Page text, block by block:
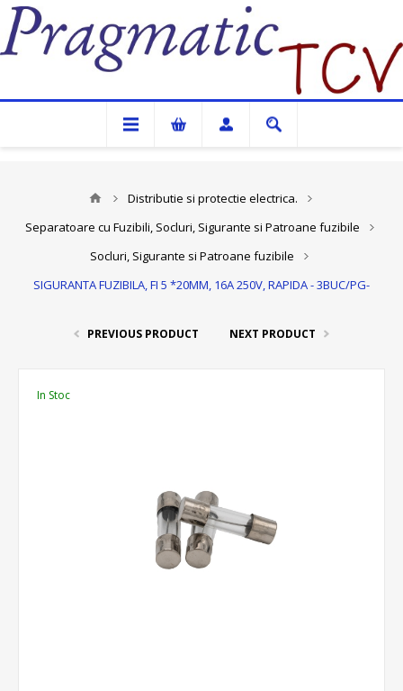
Pragmatic TCV
Distributie si protectie electrica.
Separatoare cu Fuzibili, Socluri, Sigurante si Patroane fuzibile
Socluri, Sigurante si Patroane fuzibile
SIGURANTA FUZIBILA, FI 5 *20MM, 16A 250V, RAPIDA - 3BUC/PG-
PREVIOUS PRODUCT NEXT PRODUCT
In Stoc